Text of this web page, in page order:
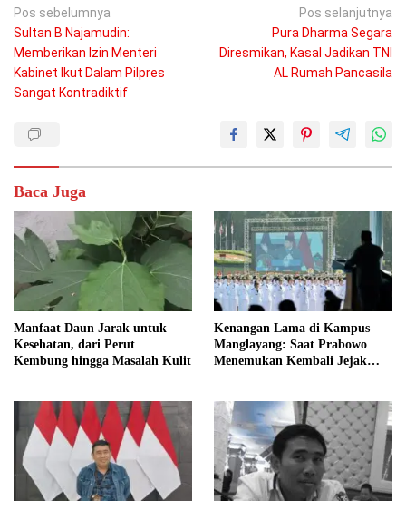
Navigasi
pos
Pos sebelumnya
Sultan B Najamudin:
Memberikan Izin Menteri
Kabinet Ikut Dalam Pilpres
Sangat Kontradiktif
Pos selanjutnya
Pura Dharma Segara
Diresmikan, Kasal Jadikan TNI
AL Rumah Pancasila
Baca Juga
Manfaat Daun Jarak untuk
Kesehatan, dari Perut
Kembung hingga Masalah Kulit
Kenangan Lama di Kampus
Manglayang: Saat Prabowo
Menemukan Kembali Jejak